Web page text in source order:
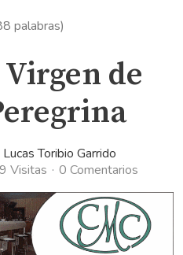
palabras)
de
Lucas Toribio Garrido
Visitas 0 Comentarios